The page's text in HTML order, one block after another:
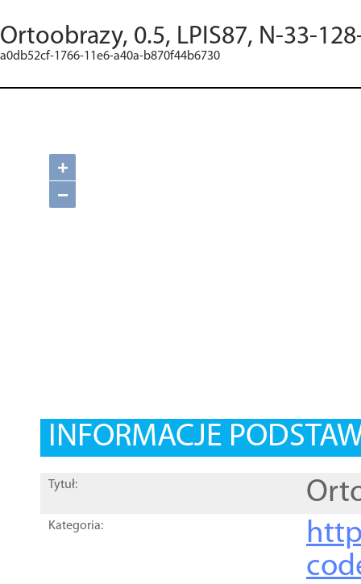
Ortoobrazy, 0.5, LPIS87, N-33-
a0db52cf-1766-11e6-a40a-b870f44b6730
+
−
INFORMACJE
Tytuł:
Kategoria: